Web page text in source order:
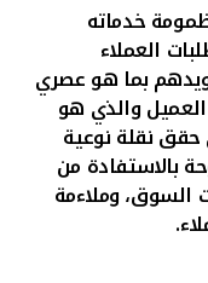
خدماته
العملاء
بما هو عصري
والذي هو
نقلة نوعية
بالاستفادة من
السوق، وملاءمة